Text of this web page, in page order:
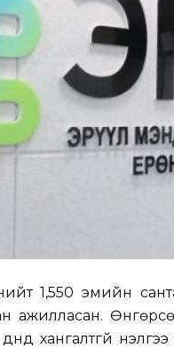
1,550 эмийн
ажилласан.
хангалтгүй